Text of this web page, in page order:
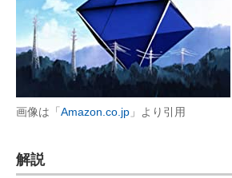
画像は「 Amazon.co.jp 」より引用
解説